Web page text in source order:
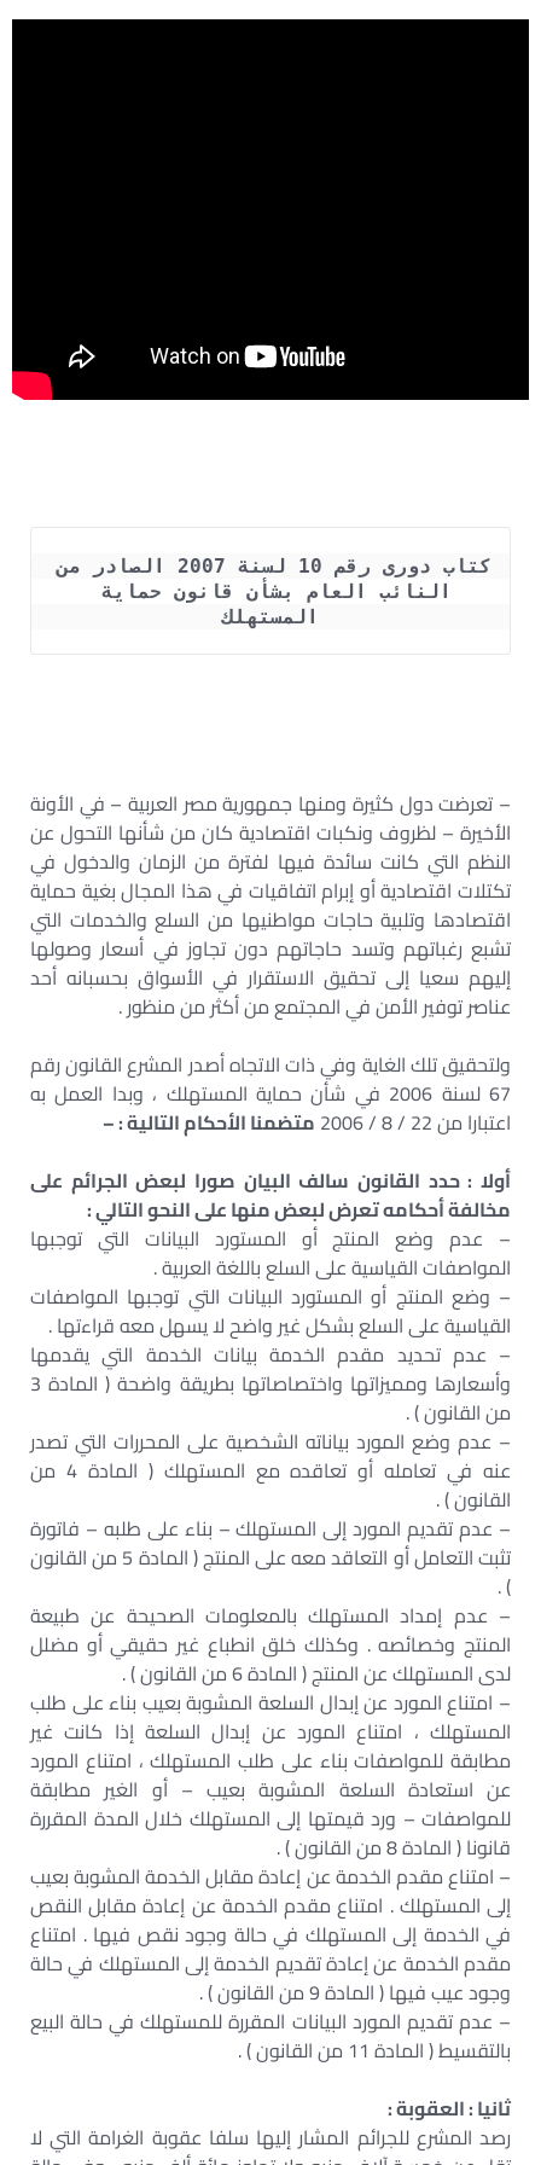
كتاب دورى رقم 10 لسنة 2007 الصادر من
المستهلك
– تعرضت دول كثيرة ومنها جمهورية مصر العربية – في الأونة
الأخيرة – لظروف ونكبات اقتصادية كان من شأنها التحول عن
النظم التي كانت سائدة فيها لفترة من الزمان والدخول في
تكتلات اقتصادية أو إبرام اتفاقيات في هذا المجال بغية حماية
اقتصادها وتلبية حاجات مواطنيها من السلع والخدمات التي
تشبع رغباتهم وتسد حاجاتهم دون تجاوز في أسعار وصولها
إليهم سعيا إلى تحقيق الاستقرار في الأسواق بحسبانه أحد
عناصر توفير الأمن في المجتمع من أكثر من منظور .
ولتحقيق تلك الغاية وفي ذات الاتجاه أصدر المشرع القانون رقم
67 لسنة 2006 في شأن حماية المستهلك ، وبدا العمل به
اعتبارا من 22 / 8 / 2006
متضمنا الأحكام التالية : –
أولا : حدد القانون سالف البيان صورا لبعض الجرائم على
مخالفة أحكامه تعرض لبعض منها على النحو التالي :
– عدم وضع المنتج أو المستورد البيانات التي توجبها
المواصفات القياسية على السلع باللغة العربية .
– وضع المنتج أو المستورد البيانات التي توجبها المواصفات
القياسية على السلع بشكل غير واضح لا يسهل معه قراءتها .
– عدم تحديد مقدم الخدمة بيانات الخدمة التي يقدمها
وأسعارها ومميزاتها واختصاصاتها بطريقة واضحة ( المادة 3
من القانون ) .
– عدم وضع المورد بياناته الشخصية على المحررات التي تصدر
عنه في تعامله أو تعاقده مع المستهلك ( المادة 4 من
القانون ) .
– عدم تقديم المورد إلى المستهلك – بناء على طلبه – فاتورة
تثبت التعامل أو التعاقد معه على المنتج ( المادة 5 من القانون
) .
– عدم إمداد المستهلك بالمعلومات الصحيحة عن طبيعة
المنتج وخصائصه . وكذلك خلق انطباع غير حقيقي أو مضلل
لدى المستهلك عن المنتج ( المادة 6 من القانون ) .
– امتناع المورد عن إبدال السلعة المشوبة بعيب بناء على طلب
المستهلك ، امتناع المورد عن إبدال السلعة إذا كانت غير
مطابقة للمواصفات بناء على طلب المستهلك ، امتناع المورد
عن استعادة السلعة المشوبة بعيب – أو الغير مطابقة
للمواصفات – ورد قيمتها إلى المستهلك خلال المدة المقررة
قانونا ( المادة 8 من القانون ) .
– امتناع مقدم الخدمة عن إعادة مقابل الخدمة المشوبة بعيب
إلى المستهلك . امتناع مقدم الخدمة عن إعادة مقابل النقص
في الخدمة إلى المستهلك في حالة وجود نقص فيها . امتناع
مقدم الخدمة عن إعادة تقديم الخدمة إلى المستهلك في حالة
وجود عيب فيها ( المادة 9 من القانون ) .
– عدم تقديم المورد البيانات المقررة للمستهلك في حالة البيع
بالتقسيط ( المادة 11 من القانون ) .
ثانيا : العقوبة :
رصد المشرع للجرائم المشار إليها سلفا عقوبة الغرامة التي لا